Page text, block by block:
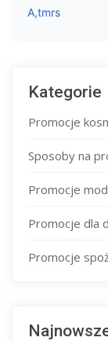
A,tmrs
Kategorie
Promocje
Sposoby na
Promocje
Promocje dla
Promocje